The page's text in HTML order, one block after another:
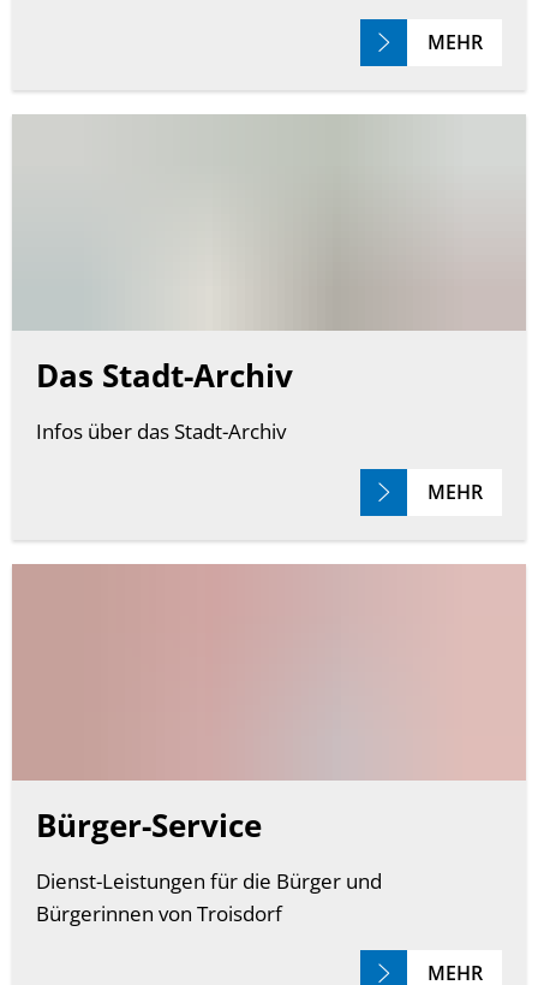
MEHR
Das Stadt-Archiv
Infos über das Stadt-Archiv
MEHR
Bürger-Service
Dienst-Leistungen für die Bürger und
Bürgerinnen von Troisdorf
MEHR